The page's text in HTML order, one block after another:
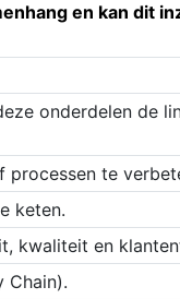
en kan dit
onderdelen de
te
keten.
kwaliteit en
Chain).